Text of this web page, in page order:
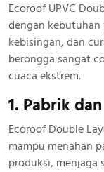
Ecoroof UPVC
dengan
kebisingan, dan
berongga sangat
cuaca ekstrem.
1. Pabrik
Ecoroof Double
mampu menahan
produksi, menjaga